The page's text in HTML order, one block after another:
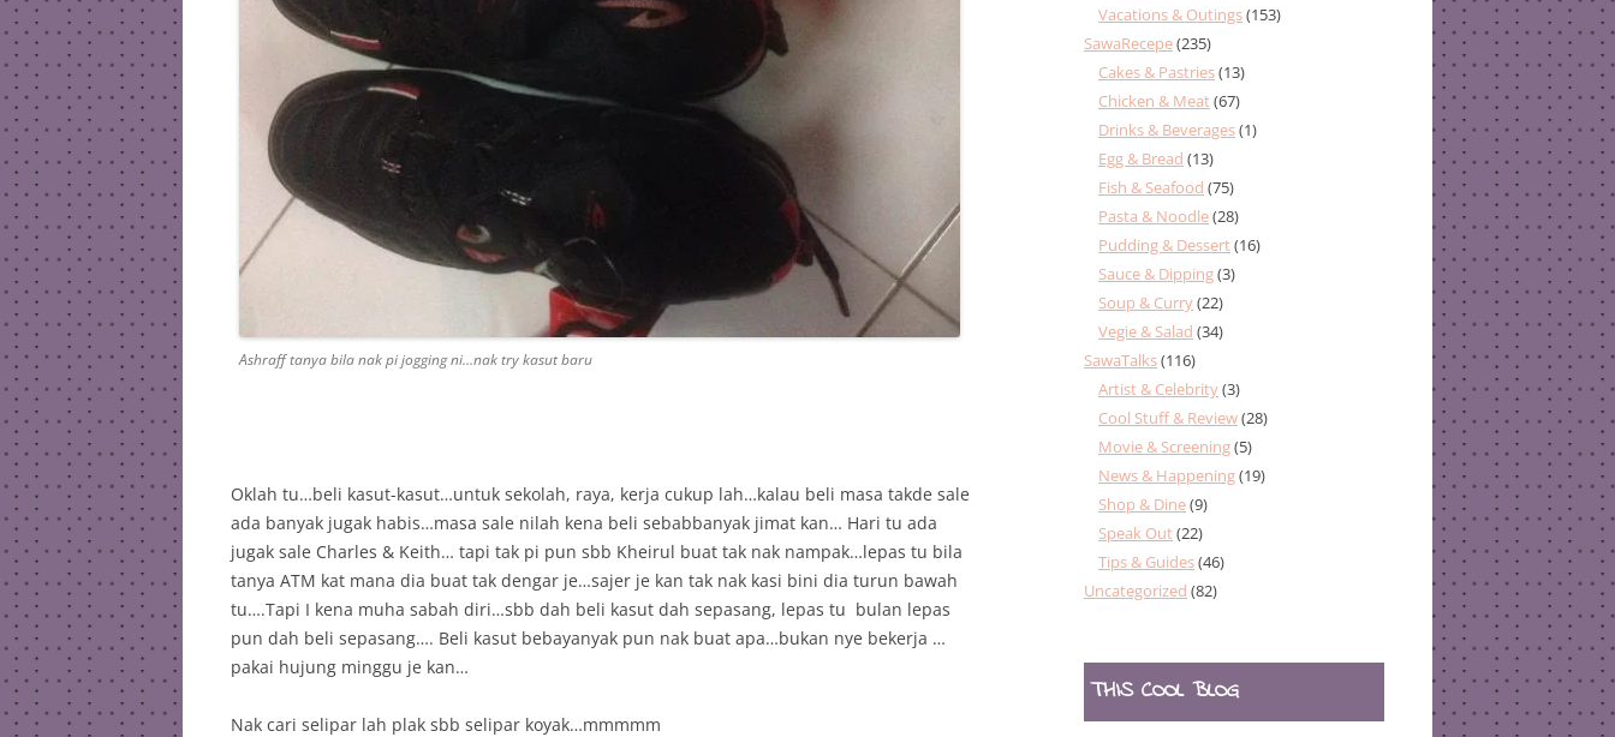
Ashraff tanya bila nak pi jogging ni…nak try kasut baru
Oklah tu…beli kasut-kasut…untuk sekolah, raya, kerja cukup lah…kalau beli masa takde sale
ada banyak jugak habis…masa sale nilah kena beli sebabbanyak jimat kan… Hari tu ada
jugak sale Charles & Keith… tapi tak pi pun sbb Kheirul buat tak nak nampak…lepas tu bila
tanya ATM kat mana dia buat tak dengar je…sajer je kan tak nak kasi bini dia turun bawah
tu….Tapi I kena muha sabah diri…sbb dah beli kasut dah sepasang, lepas tu bulan lepas
pun dah beli sepasang…. Beli kasut bebayanyak pun nak buat apa…bukan nye bekerja …
pakai hujung minggu je kan…
Nak cari selipar lah plak sbb selipar koyak…mmmmm
Vacations & Outings(153)
SawaRecepe(235)
Cakes & Pastries(13)
Chicken & Meat(67)
Drinks & Beverages(1)
Egg & Bread (13)
Fish & Seafood (75)
Pasta & Noodle(28)
Pudding & Dessert(16)
Sauce & Dipping(3)
Soup & Curry(22)
Vegie & Salad (34)
SawaTalks(116)
Artist & Celebrity(3)
Cool Stuff & Review(28)
Movie & Screening(5)
News & Happening(19)
Shop & Dine(9)
Speak Out(22)
Tips & Guides(46)
Uncategorized (82)
THIS COOL BLOG